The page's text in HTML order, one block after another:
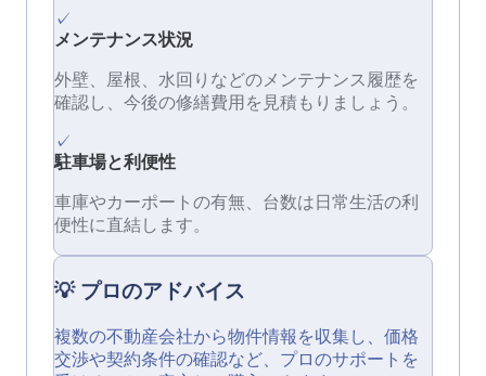
✓
メンテナンス状況
外壁、屋根、水回りなどのメンテナンス履歴を
確認し、今後の修繕費用を見積もりましょう。
✓
駐車場と利便性
車庫やカーポートの有無、台数は日常生活の利
便性に直結します。
💡 プロのアドバイス
複数の不動産会社から物件情報を収集し、価格
交渉や契約条件の確認など、プロのサポートを